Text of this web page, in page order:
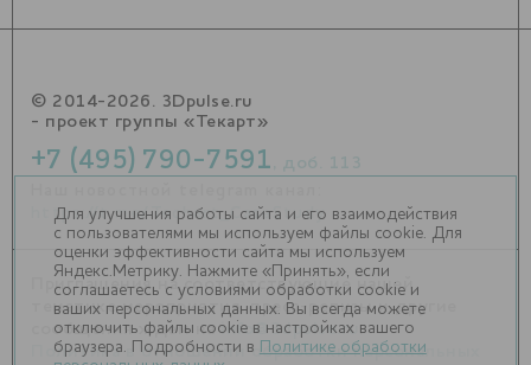
© 2014-2026. 3Dpulse.ru
- проект группы «Текарт»
+7 (495) 790-7591
https://t.me/Techart_CaseStudy
Приглашения на соответствующие нашей
тематике мероприятия, пресс-релизы и другие
сообщения ждем наinfo@3dpulse.ru .
Политика в отношении обработки персональных
Для улучшения работы сайта и его взаимодействия
с пользователями мы используем файлы cookie. Для
оценки эффективности сайта мы используем
Яндекс.Метрику. Нажмите «Принять», если
соглашаетесь с условиями обработки cookie и
ваших персональных данных. Вы всегда можете
отключить файлы cookie в настройках вашего
браузера. Подробности в
Политике обработки